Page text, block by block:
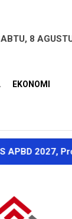
8
EKONOMI